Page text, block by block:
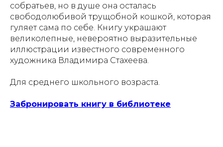
собратьев, но в душе она осталась
свободолюбивой трущобной кошкой, которая
гуляет сама по себе. Книгу украшают
великолепные, невероятно выразительные
иллюстрации известного современного
художника Владимира Стахеева.
Для среднего школьного возраста.
Забронировать книгу в библиотеке